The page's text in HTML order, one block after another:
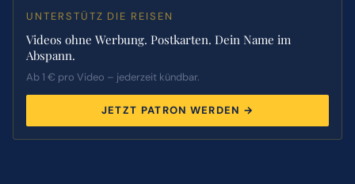
UNTERSTÜTZ DIE REISEN
Videos ohne Werbung. Postkarten. Dein Name im
Abspann.
Ab 1 € pro Video – jederzeit kündbar.
JETZT PATRON WERDEN →